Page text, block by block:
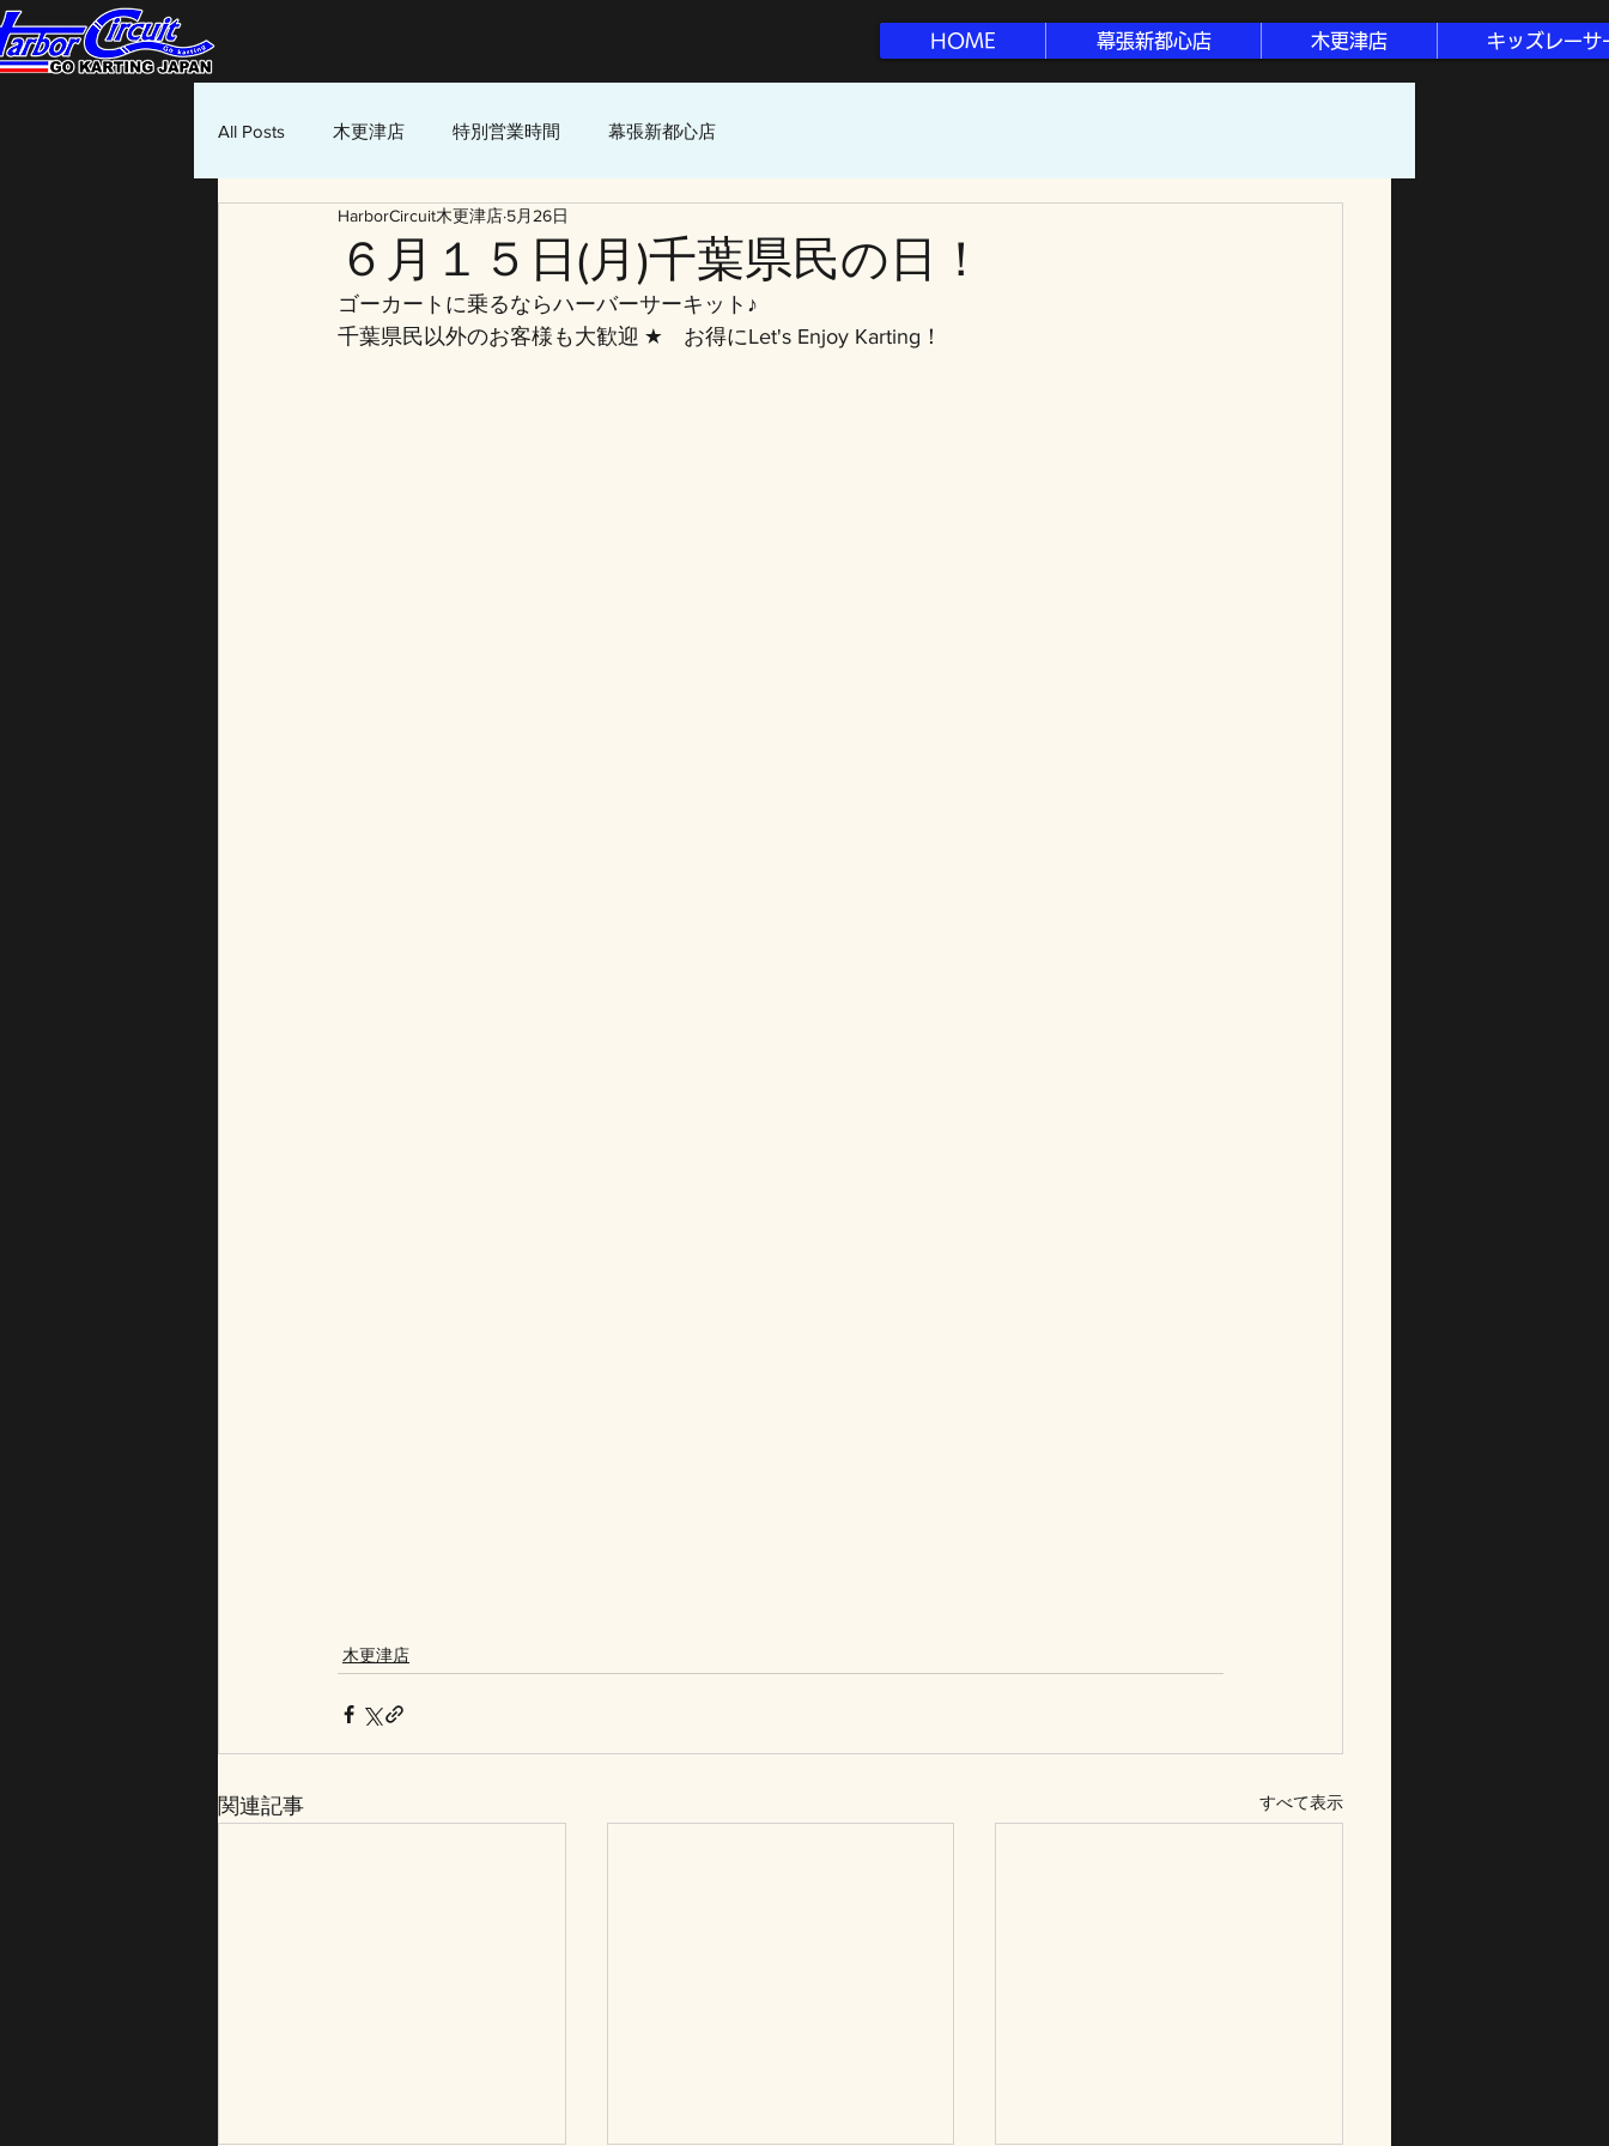
HOME 幕張新都心店 木更津店 キッズレーサ
All Posts 木更津店 特別営業時間 幕張新都心店
６月１５日(月)千葉県民の日！
HarborCircuit木更津店 5月26日
ゴーカートに乗るならハーバーサーキット♪
千葉県民以外のお客様も大歓迎 ★　お得にLet's Enjoy Karting！
木更津店
関連記事 すべて表示